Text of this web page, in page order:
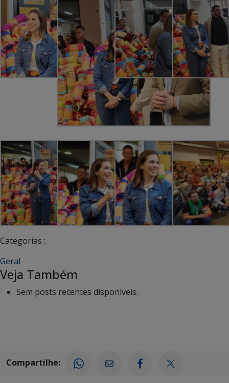
Categorias :
Geral
Veja Também
Sem posts recentes disponíveis.
Compartilhe: